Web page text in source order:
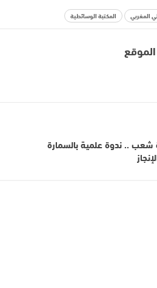
المغربي المكتبة الوسائطية
الموقع
شعب .. ندوة علمية بالسمارة